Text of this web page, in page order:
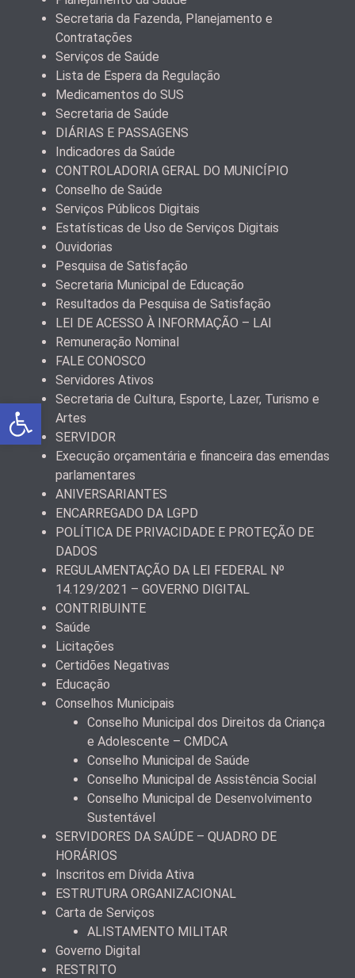
Secretaria da Fazenda, Planejamento e
Contratações
Serviços de Saúde
Lista de Espera da Regulação
Medicamentos do SUS
Secretaria de Saúde
DIÁRIAS E PASSAGENS
Indicadores da Saúde
CONTROLADORIA GERAL DO MUNICÍPIO
Conselho de Saúde
Serviços Públicos Digitais
Estatísticas de Uso de Serviços Digitais
Ouvidorias
Pesquisa de Satisfação
Secretaria Municipal de Educação
Resultados da Pesquisa de Satisfação
LEI DE ACESSO À INFORMAÇÃO – LAI
Remuneração Nominal
FALE CONOSCO
Servidores Ativos
Secretaria de Cultura, Esporte, Lazer, Turismo e
Artes
SERVIDOR
Execução orçamentária e financeira das emendas
parlamentares
ANIVERSARIANTES
ENCARREGADO DA LGPD
POLÍTICA DE PRIVACIDADE E PROTEÇÃO DE
DADOS
REGULAMENTAÇÃO DA LEI FEDERAL Nº
14.129/2021 – GOVERNO DIGITAL
CONTRIBUINTE
Saúde
Licitações
Certidões Negativas
Educação
Conselhos Municipais
Conselho Municipal dos Direitos da Criança
e Adolescente – CMDCA
Conselho Municipal de Saúde
Conselho Municipal de Assistência Social
Conselho Municipal de Desenvolvimento
Sustentável
SERVIDORES DA SAÚDE – QUADRO DE
HORÁRIOS
Inscritos em Dívida Ativa
ESTRUTURA ORGANIZACIONAL
Carta de Serviços
ALISTAMENTO MILITAR
Governo Digital
RESTRITO
Abrir a barra de ferramentas